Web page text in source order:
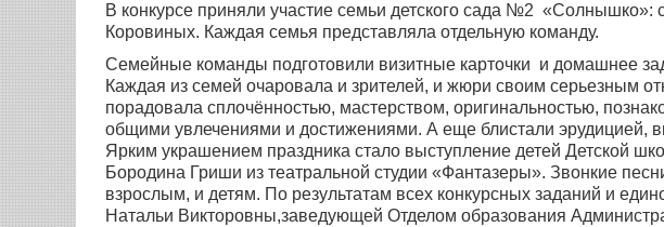
В конкурсе приняли участие семьи детского сада №2
Коровиных. Каждая семья представляла отдельную команду.
Семейные команды подготовили визитные карточки и домашнее
Каждая из семей очаровала и зрителей, и жюри своим серьезным
порадовала сплочённостью, мастерством, оригинальностью,
общими увлечениями и достижениями. А еще блистали эрудицией,
Ярким украшением праздника стало выступление детей Детской
Бородина Гриши из театральной студии «Фантазеры». Звонкие
взрослым, и детям. По результатам всех конкурсных заданий и
Натальи Викторовны,заведующей Отделом образования